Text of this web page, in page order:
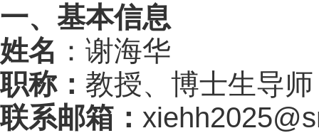
一、基本信息
姓名 ： 谢海华
职称： 教授、 博士生导师
联系邮箱：